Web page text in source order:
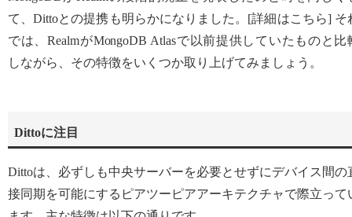
て、Dittoとの提携も明らかになりました。[詳細はこちら] そ
では、RealmがMongoDB Atlasで以前提供していたものと比
しながら、その特徴をいくつか取り上げてみましょう。
Dittoに注目
Dittoは、必ずしも中央サーバーを必要とせずにデバイス間の
接同期を可能にするピアツーピアアーキテクチャで際立って